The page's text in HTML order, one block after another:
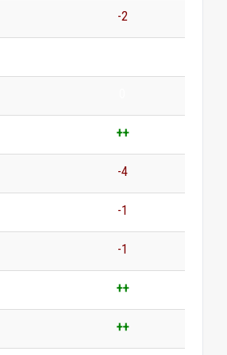
-2
++
-4
-1
-1
++
++